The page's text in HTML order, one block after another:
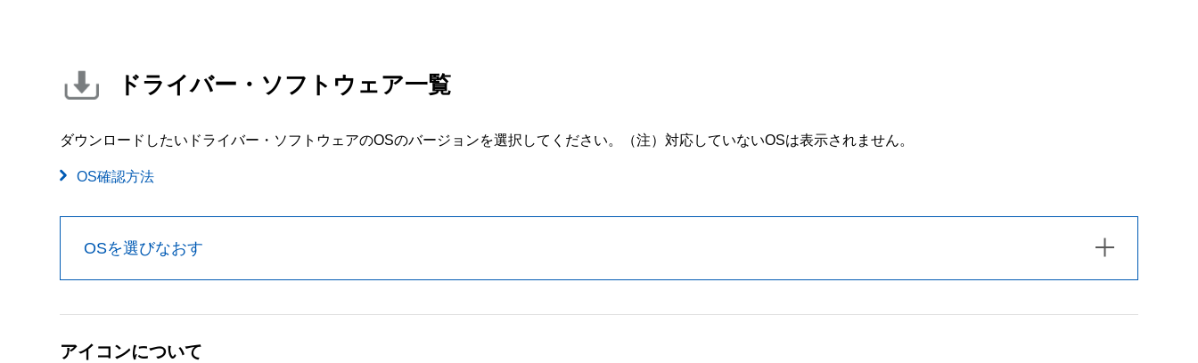
ドライバー・ソフトウェア一覧
ダウンロードしたいドライバー・ソフトウェアのOSのバージョンを選択してください。 （注）対応していないOSは表示されません。
OS確認方法
OSを選びなおす
アイコンについて